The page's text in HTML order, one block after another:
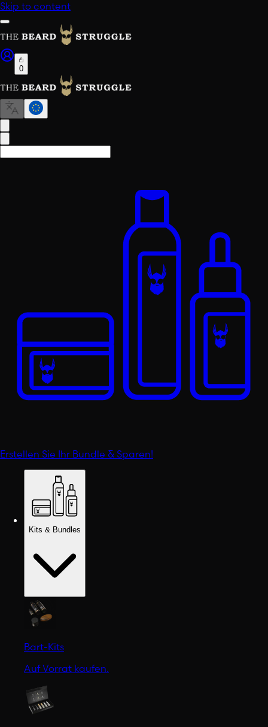
Skip to content
0
Erstellen Sie Ihr Bundle & Sparen!
Kits & Bundles
Bart-Kits
Auf Vorrat kaufen.